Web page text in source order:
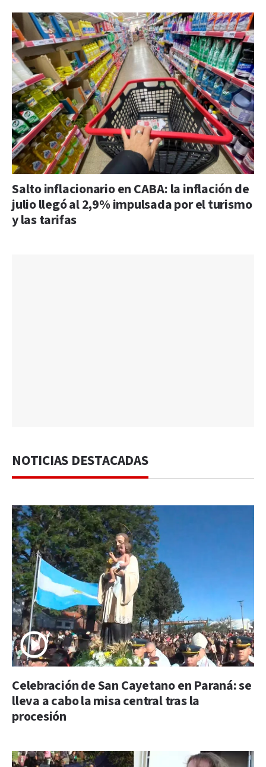
Salto inflacionario en CABA: la inflación de
julio llegó al 2,9% impulsada por el turismo
y las tarifas
NOTICIAS DESTACADAS
Celebración de San Cayetano en Paraná: se
lleva a cabo la misa central tras la
procesión